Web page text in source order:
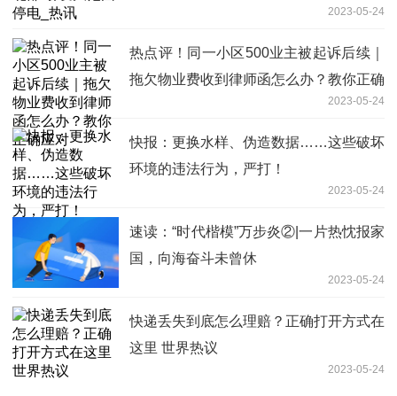
2023-05-24
热点评！同一小区500业主被起诉后续｜
拖欠物业费收到律师函怎么办？教你正确
2023-05-24
快报：更换水样、伪造数据……这些破坏
环境的违法行为，严打！
2023-05-24
速读：“时代楷模”万步炎②|一片热忱报家
国，向海奋斗未曾休
2023-05-24
快递丢失到底怎么理赔？正确打开方式在
这里 世界热议
2023-05-24